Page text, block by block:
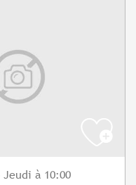
Jeudi à 10:00